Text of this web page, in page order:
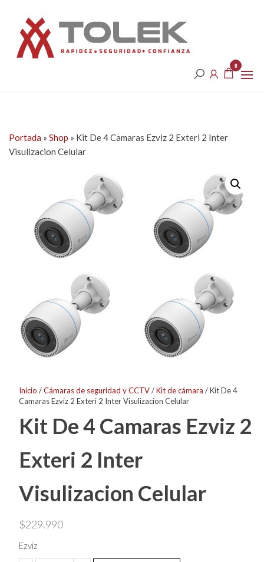
contenido
0
Portada » Shop » Kit De 4 Camaras Ezviz 2 Exteri 2 Inter
Visulizacion Celular
Inicio /Cámaras de seguridad y CCTV/Kit de cámara / Kit De 4
Camaras Ezviz 2 Exteri 2 Inter Visulizacion Celular
Kit De 4 Camaras Ezviz 2
Exteri 2 Inter
Visulizacion Celular
$229.990
Ezviz